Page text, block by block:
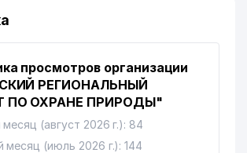
просмотров организации
РЕГИОНАЛЬНЫЙ
ПО ОХРАНЕ ПРИРОДЫ"
(август 2026 г.): 84
месяц (июль 2026 г.): 144